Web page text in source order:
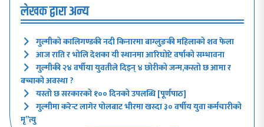
लेखक द्वारा अन्य
गुल्मीको कालिगण्डकी नदी किनारमा बाग्लुङकी महिलाको शव फेला
आज राति र भोलि देशका यी स्थानमा आरिघोप्टे वर्षाको सम्भावना
गुल्मीकी २४ वर्षीया युवतीले दिइन् ४ छोरीको जन्म,कस्तो छ आमा र
बच्चाको अवस्था ?
यस्तो छ सरकारको १०० दिनको उपलब्धि [पूर्णपाठ]
गुल्मीमा करेन्ट लागेर पोलबाट भीरमा खस्दा ३० वर्षीय युवा कर्मचारीको
मृ”त्यु